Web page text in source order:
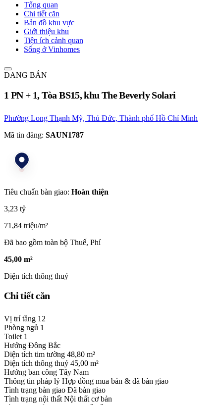
Tổng quan
Chi tiết căn
Bản đồ khu vực
Giới thiệu khu
Tiện ích cảnh quan
Sống ở Vinhomes
ĐANG BÁN
1 PN + 1, Tòa BS15, khu The Beverly Solari
Phường Long Thạnh Mỹ, Thủ Đức, Thành phố Hồ Chí Minh
Mã tin đăng: SAUN1787
Tiêu chuẩn bàn giao: Hoàn thiện
3,23 tỷ
71,84 triệu/m²
Đã bao gồm toàn bộ Thuế, Phí
45,00 m²
Diện tích thông thuỷ
Chi tiết căn
Vị trí tầng 12
Phòng ngủ 1
Toilet 1
Hướng Đông Bắc
Diện tích tim tường 48,80 m²
Diện tích thông thuỷ 45,00 m²
Hướng ban công Tây Nam
Thông tin pháp lý Hợp đồng mua bán & đã bàn giao
Tình trạng bàn giao Đã bàn giao
Tình trạng nội thất Nội thất cơ bản